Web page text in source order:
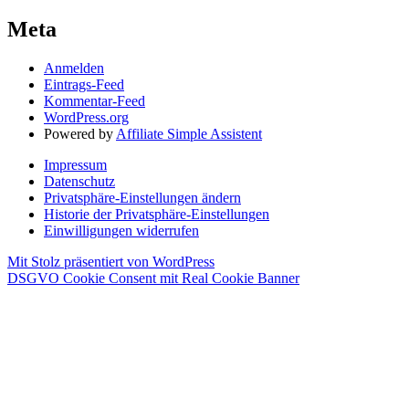
Meta
Anmelden
Eintrags-Feed
Kommentar-Feed
WordPress.org
Powered by Affiliate Simple Assistent
Impressum
Datenschutz
Privatsphäre-Einstellungen ändern
Historie der Privatsphäre-Einstellungen
Einwilligungen widerrufen
Mit Stolz präsentiert von WordPress
DSGVO Cookie Consent mit Real Cookie Banner